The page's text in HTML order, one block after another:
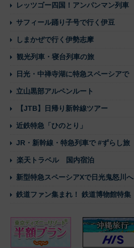
レッツゴー四国！アンパンマン列車
サフィール踊り子号で行く伊豆
しまかぜで行く伊勢志摩
観光列車・寝台列車の旅
日光・中禅寺湖に特急スペーシアで
立山黒部アルペンルート
【JTB】日帰り新幹線ツアー
近鉄特急「ひのとり」
JR・新幹線・特急列車で #ずらし旅
楽天トラベル 国内宿泊
新型特急スペーシアXで日光鬼怒川へ
鉄道ファン集まれ！ 鉄道博物館特集